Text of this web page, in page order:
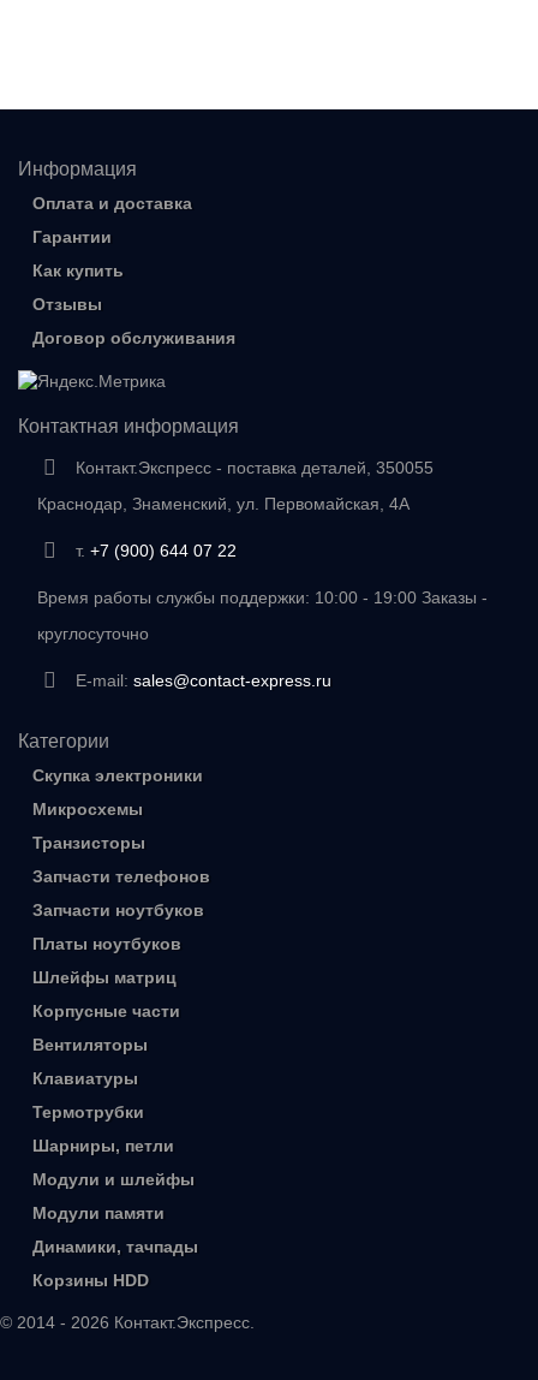
Информация
Оплата и доставка
Гарантии
Как купить
Отзывы
Договор обслуживания
Контактная информация
Контакт.Экспресс - поставка деталей, 350055
Краснодар, Знаменский, ул. Первомайская, 4А
т. +7 (900) 644 07 22
Время работы службы поддержки: 10:00 - 19:00 Заказы -
круглосуточно
E-mail: sales@contact-express.ru
Категории
Скупка электроники
Микросхемы
Транзисторы
Запчасти телефонов
Запчасти ноутбуков
Платы ноутбуков
Шлейфы матриц
Корпусные части
Вентиляторы
Клавиатуры
Термотрубки
Шарниры, петли
Модули и шлейфы
Модули памяти
Динамики, тачпады
Корзины HDD
© 2014 - 2026 Контакт.Экспресс.